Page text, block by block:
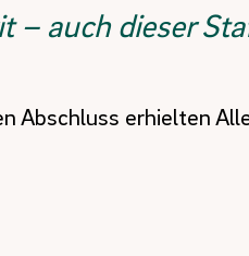
– auch dieser
Abschluss erhielten